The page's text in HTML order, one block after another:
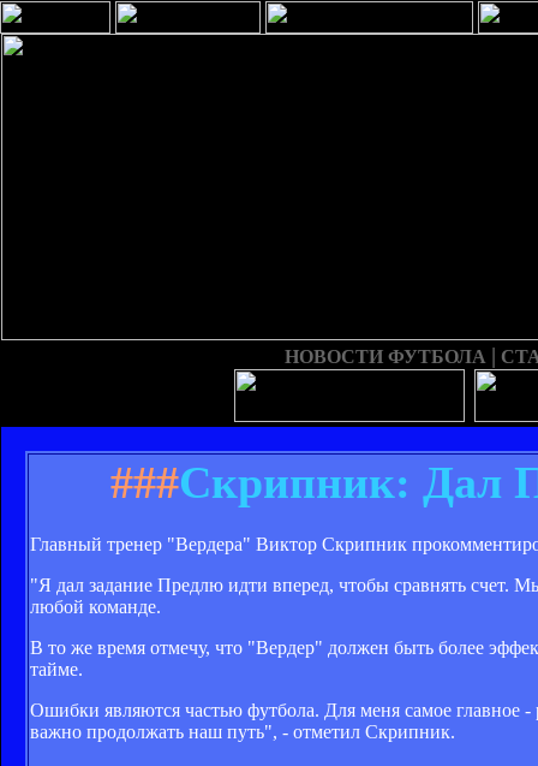
НОВОСТИ ФУТБОЛА |
###Скрипник: Дал
Главный тренер "Вердера" Виктор Скрипник
"Я дал задание Предлю идти вперед, чтобы сравнять счет.
любой команде.
В то же время отмечу, что "Вердер" должен быть более
тайме.
Ошибки являются частью футбола. Для меня самое главное -
важно продолжать наш путь", - отметил Скрипник.